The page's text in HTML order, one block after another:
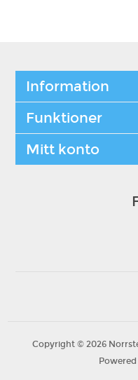
Information
Funktioner
Mitt konto
Copyright © 2026